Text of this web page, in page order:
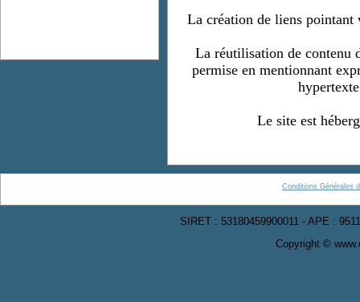
La création de liens pointant
La réutilisation de contenu
permise en mentionnant
Le site est
Conditions Générales
SIRET : 53180459900011 - APE :
Copyright ©